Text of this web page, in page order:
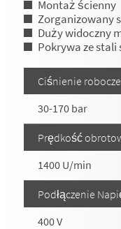
Montaż ścienny
Zorganizowany
Duży widoczny
Pokrywa ze stali
Ciśnienie robocze
30-170 bar
Prędkość
1400 U/min
Podłączenie
400 V